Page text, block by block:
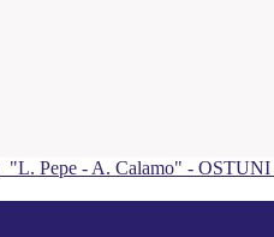
"L. Pepe - A. Calamo" - OSTUNI